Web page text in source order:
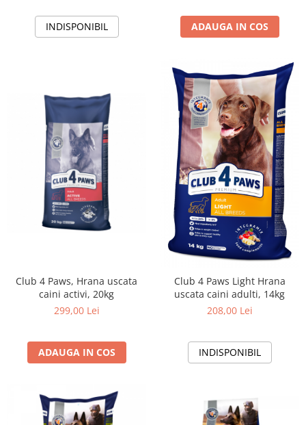
INDISPONIBIL ADAUGA IN COS
Club 4 Paws, Hrana uscata
caini activi, 20kg
299,00 Lei
ADAUGA IN COS
Club 4 Paws Light Hrana
uscata caini adulti, 14kg
208,00 Lei
INDISPONIBIL